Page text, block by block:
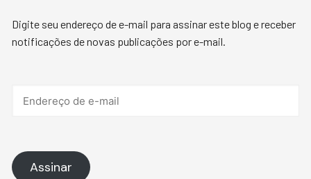
Digite seu endereço de e-mail para assinar este blog e receber
notificações de novas publicações por e-mail.
Assinar